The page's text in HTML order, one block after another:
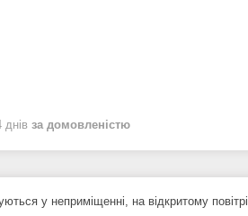
за домовленістю
у неприміщенні, на відкритому повітрі.